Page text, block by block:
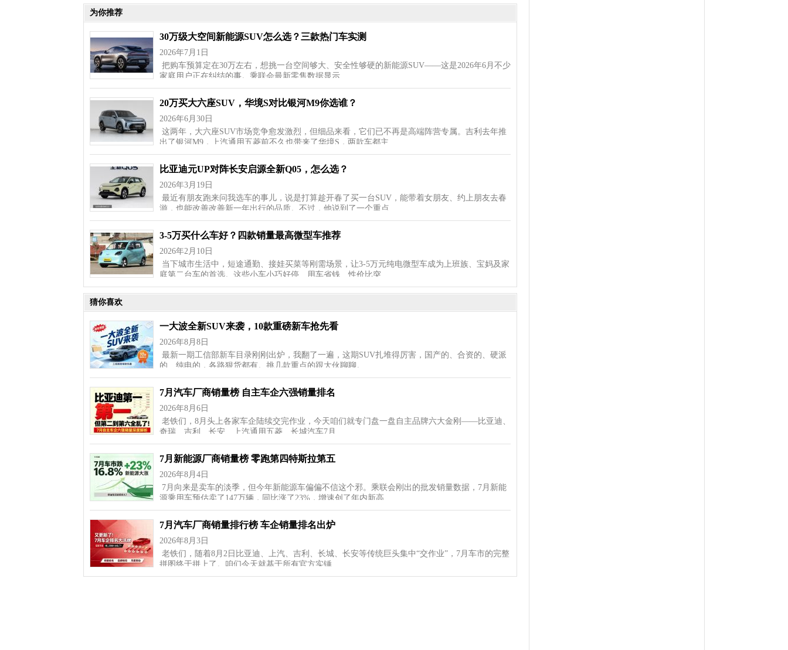
为你推荐
30万级大空间新能源SUV怎么选？三款热门车实测
2026年7月1日
把购车预算定在30万左右，想挑一台空间够大、安全性够硬的新能源SUV——这是2026年6月不少
家庭用户正在纠结的事。乘联会最新零售数据显示…
20万买大六座SUV，华境S对比银河M9你选谁？
2026年6月30日
这两年，大六座SUV市场竞争愈发激烈，但细品来看，它们已不再是高端阵营专属。吉利去年推
出了银河M9，上汽通用五菱前不久也带来了华境S，两款车都主…
比亚迪元UP对阵长安启源全新Q05，怎么选？
2026年3月19日
最近有朋友跑来问我选车的事儿，说是打算趁开春了买一台SUV，能带着女朋友、约上朋友去春
游，也能改善改善新一年出行的品质。不过，他说到了一个重点…
3-5万买什么车好？四款销量最高微型车推荐
2026年2月10日
当下城市生活中，短途通勤、接娃买菜等刚需场景，让3-5万元纯电微型车成为上班族、宝妈及家
庭第二台车的首选。这些小车小巧好停、用车省钱、性价比突…
猜你喜欢
一大波全新SUV来袭，10款重磅新车抢先看
2026年8月8日
最新一期工信部新车目录刚刚出炉，我翻了一遍，这期SUV扎堆得厉害，国产的、合资的、硬派
的、纯电的，各路狠货都有。挑几款重点的跟大伙聊聊。 …
7月汽车厂商销量榜 自主车企六强销量排名
2026年8月6日
老铁们，8月头上各家车企陆续交完作业，今天咱们就专门盘一盘自主品牌六大金刚——比亚迪、
奇瑞、吉利、长安、上汽通用五菱、长城汽车7月…
7月新能源厂商销量榜 零跑第四特斯拉第五
2026年8月4日
7月向来是卖车的淡季，但今年新能源车偏偏不信这个邪。乘联会刚出的批发销量数据，7月新能
源乘用车预估卖了147万辆，同比涨了23%，增速创了年内新高…
7月汽车厂商销量排行榜 车企销量排名出炉
2026年8月3日
老铁们，随着8月2日比亚迪、上汽、吉利、长城、长安等传统巨头集中“交作业”，7月车市的完整
拼图终于拼上了。咱们今天就基于所有官方实锤…